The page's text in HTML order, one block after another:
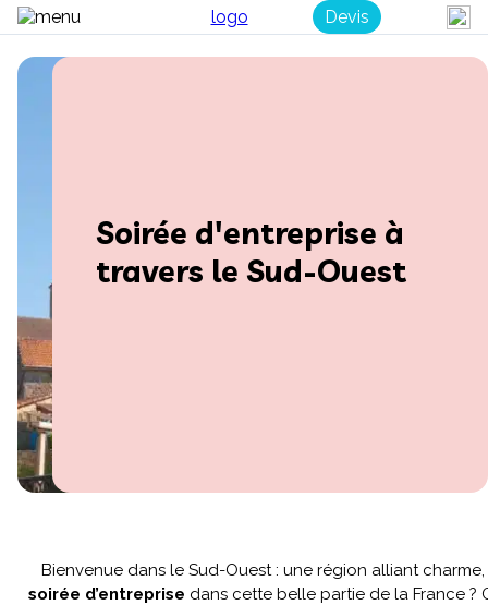
Devis
Soirée d'entreprise à
travers le Sud-Ouest
Bienvenue dans le Sud-Ouest : une région alliant
soirée d’entreprise dans cette belle partie de la France